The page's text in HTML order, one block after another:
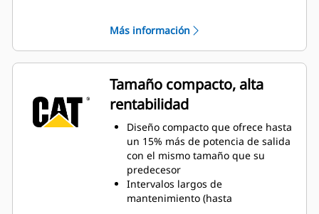
Más información
Tamaño compacto, alta
rentabilidad
Diseño compacto que ofrece hasta
un 15% más de potencia de salida
con el mismo tamaño que su
predecesor
Intervalos largos de
mantenimiento (hasta